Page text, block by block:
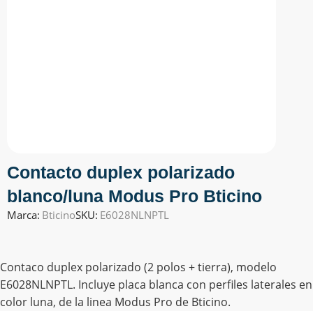
Contacto duplex polarizado
blanco/luna Modus Pro Bticino
Marca: BticinoSKU: E6028NLNPTL
Contaco duplex polarizado (2 polos + tierra), modelo
E6028NLNPTL. Incluye placa blanca con perfiles laterales en
color luna, de la linea Modus Pro de Bticino.